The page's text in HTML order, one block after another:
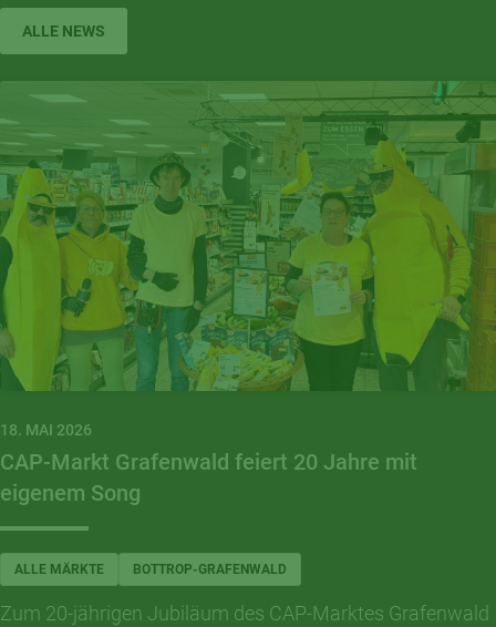
ALLE NEWS
18. MAI 2026
CAP-Markt Grafenwald feiert 20 Jahre mit
eigenem Song
ALLE MÄRKTE BOTTROP-GRAFENWALD
Zum 20-jährigen Jubiläum des CAP-Marktes Grafenwald